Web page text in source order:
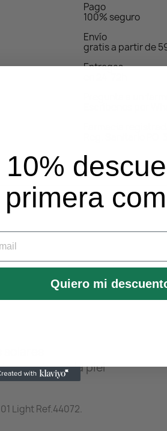
Pago
100% seguro
Envío
gratis a partir de
Entregas
y natural. Cubre
y restaura la piel
Light Ref.44072.
10%
primera
Quiero mi